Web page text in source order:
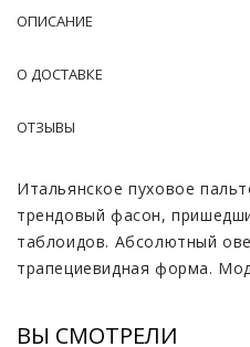
ОПИСАНИЕ
О ДОСТАВКЕ
ОТЗЫВЫ
Итальянское пуховое
трендовый фасон,
таблоидов. Абсолютный
трапециевидная форма.
ВЫ СМОТРЕЛИ